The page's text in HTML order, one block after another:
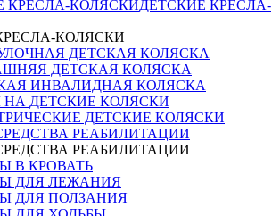
ДЕТСКИЕ КРЕСЛА-
КОЛЯСКИ
ДЕТСКАЯ КОЛЯСКА
ДЕТСКАЯ КОЛЯСКА
ИНВАЛИДНАЯ КОЛЯСКА
ДЕТСКИЕ КОЛЯСКИ
ДЕТСКИЕ КОЛЯСКИ
РЕАБИЛИТАЦИИ
РЕАБИЛИТАЦИИ
В КРОВАТЬ
ДЛЯ ЛЕЖАНИЯ
ДЛЯ ПОЛЗАНИЯ